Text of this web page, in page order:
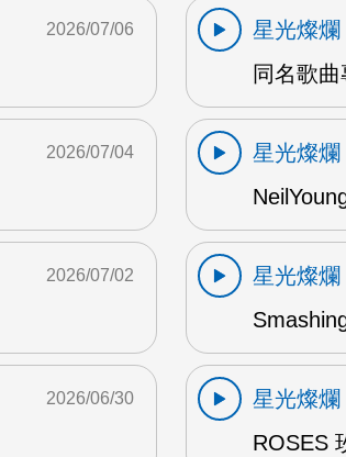
2026/07/06
星光燦爛
同名歌
2026/07/04
星光燦爛
2026/07/02
星光燦爛
2026/06/30
星光燦爛
ROSES